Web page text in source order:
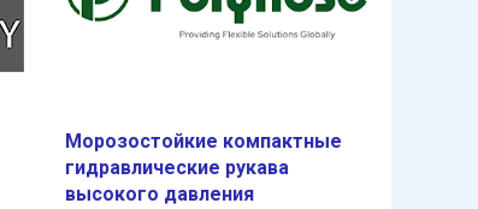
Морозостойкие компактные
гидравлические рукава
высокого давления